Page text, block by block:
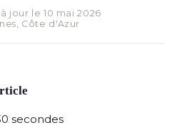
à jour le 10 mai 2026
Côte d'Azur
secondes